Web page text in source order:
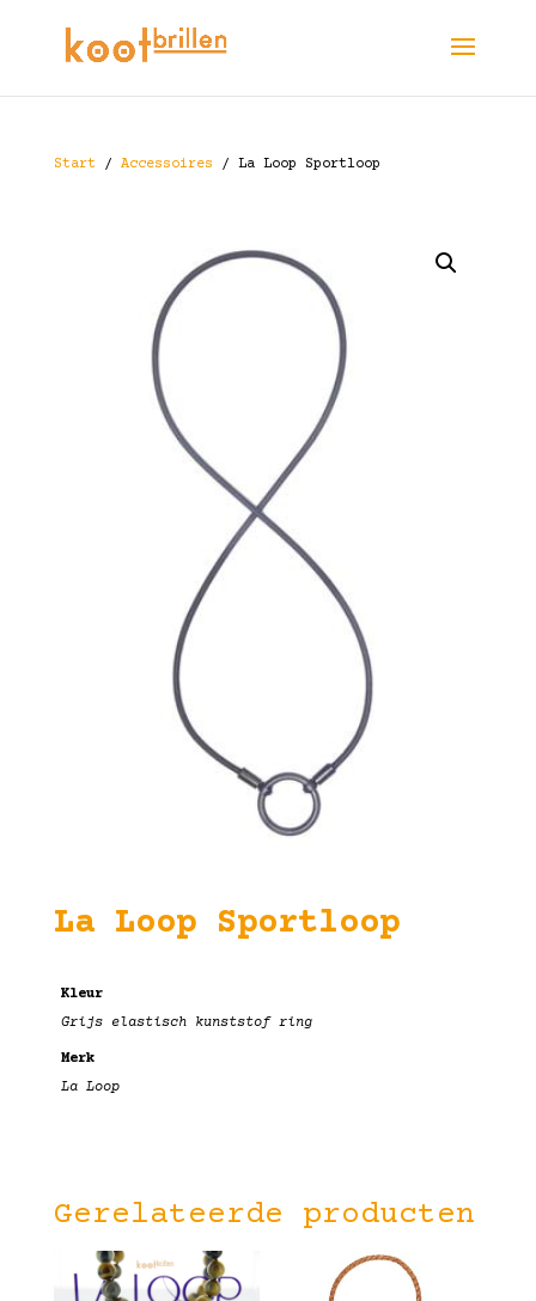
Start/ Accessoires / La Loop Sportloop
La Loop Sportloop
Kleur
Grijs elastisch kunststof ring
Merk
La Loop
Gerelateerde producten